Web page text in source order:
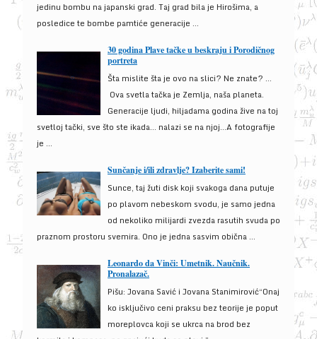
jedinu bombu na japanski grad. Taj grad bila je Hirošima, a
posledice te bombe pamtiće generacije ...
30 godina Plave tačke u beskraju i Porodičnog
portreta
Šta mislite šta je ovo na slici? Ne znate? …
Ova svetla tačka je Zemlja, naša planeta.
Generacije ljudi, hiljadama godina žive na toj
svetloj tački, sve što ste ikada… nalazi se na njoj…A fotografije
je ...
Sunčanje i/ili zdravlje? Izaberite sami!
Sunce, taj žuti disk koji svakoga dana putuje
po plavom nebeskom svodu, je samo jedna
od nekoliko milijardi zvezda rasutih svuda po
praznom prostoru svemira. Ono je jedna sasvim obična ...
Leonardo da Vinči: Umetnik. Naučnik.
Pronalazač.
Pišu: Jovana Savić i Jovana Stanimirović“Onaj
ko isključivo ceni praksu bez teorije je poput
moreplovca koji se ukrca na brod bez